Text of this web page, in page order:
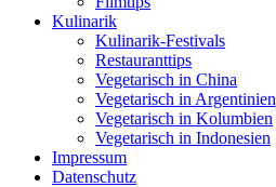
Kulinarik
Kulinarik-Festivals
Restauranttips
Vegetarisch in China
Vegetarisch in Argentinien
Vegetarisch in Kolumbien
Vegetarisch in Indonesien
Impressum
Datenschutz